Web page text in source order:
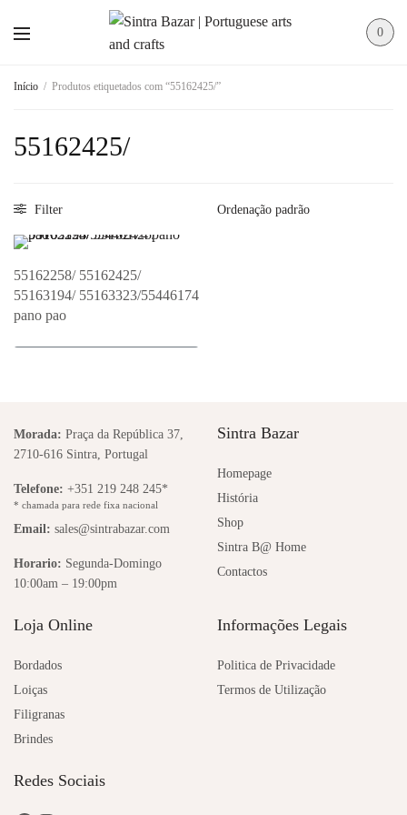
0
Início / Produtos etiquetados com “55162425/”
55162425/
Filter
55162258/ 55162425/
55163194/ 55163323/55446174
pano pao
Morada: Praça da República 37,
2710-616 Sintra, Portugal
Telefone: +351 219 248 245*
* chamada para rede fixa nacional
Email: sales@sintrabazar.com
Horario: Segunda-Domingo
10:00am – 19:00pm
Sintra Bazar
Homepage
História
Shop
Sintra B@ Home
Contactos
Loja Online
Bordados
Loiças
Filigranas
Brindes
Informações Legais
Politica de Privacidade
Termos de Utilização
Redes Sociais